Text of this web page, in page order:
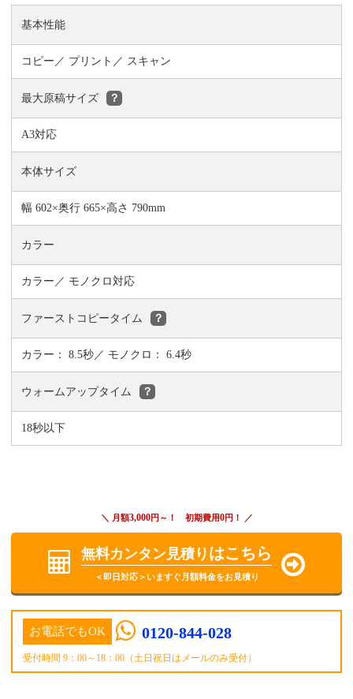
基本性能
コピー プリント スキャン
最大原稿サイズ ？
A3対応
本体サイズ
幅 602×奥行 665×高さ 790mm
カラー
カラー／ モノクロ対応
ファーストコピータイム ？
カラー： 8.5秒／ モノクロ： 6.4秒
ウォームアップタイム ？
18秒以下
＼ 月額3,000円～！ 初期費用0円！ ／
無料カンタン見積り はこちら
＜即日対応＞いますぐ月額料金をお見積り
お電話でもOK 0120-844-028
受付時間 9：00～18：00（土日祝日はメールのみ受付）